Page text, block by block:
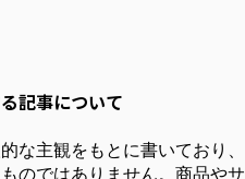
記事について
な主観をもとに書いており、
のではありません。商品やサ